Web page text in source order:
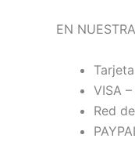
EN
VISA
Red